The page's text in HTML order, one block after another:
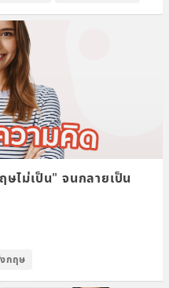
ไม่เป็น" จนกลายเป็น
กฤษ